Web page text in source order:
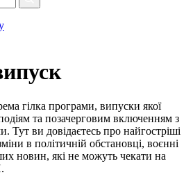
гілка програми, випуски якої
та позачерговим включенням з
Тут ви довідаєтесь про найгостріші
в політичній обстановці, воєнні
новин, які не можуть чекати на